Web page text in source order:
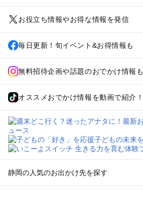
お役立ち情報やお得な情報を発信
毎日更新！旬イベント&お得情報も
無料招待企画や話題のおでかけ情報も
オススメおでかけ情報を動画で紹介！
静岡の人気のお出かけ先を探す